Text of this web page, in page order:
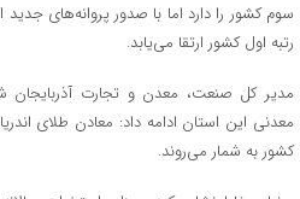
سوم کشور را دارد اما با صدور پروانه‌های
رتبه اول کشور ارتقا می‌یابد.
مدیر کل صنعت، معدن و تجارت آذربایجان
معدنی این استان ادامه داد: معادن طلای
کشور به شمار می‌روند.